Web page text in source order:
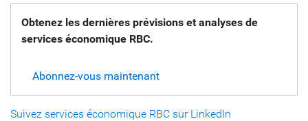
Obtenez les dernières prévisions et analyses de
services économique RBC.
Abonnez-vous maintenant
Suivez services économique RBC sur LinkedIn